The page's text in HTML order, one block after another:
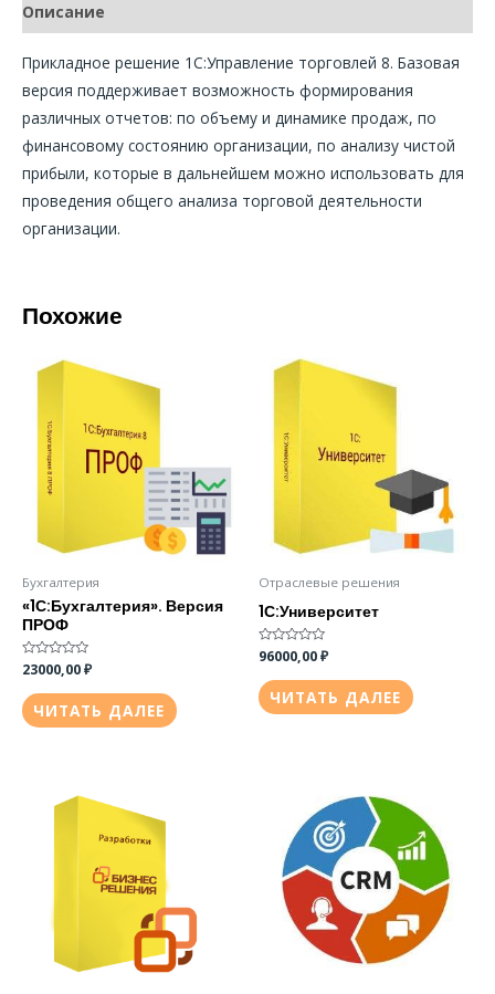
Описание
Прикладное решение 1С:Управление торговлей 8. Базовая
версия поддерживает возможность формирования
различных отчетов: по объему и динамике продаж, по
финансовому состоянию организации, по анализу чистой
прибыли, которые в дальнейшем можно использовать для
проведения общего анализа торговой деятельности
организации.
Похожие
Бухгалтерия
«1С:Бухгалтерия». Версия
ПРОФ
Оценка
0
из
5
23000,00₽
ЧИТАТЬ ДАЛЕЕ
Отраслевые решения
1С:Университет
Оценка
0
из
5
96000,00₽
ЧИТАТЬ ДАЛЕЕ